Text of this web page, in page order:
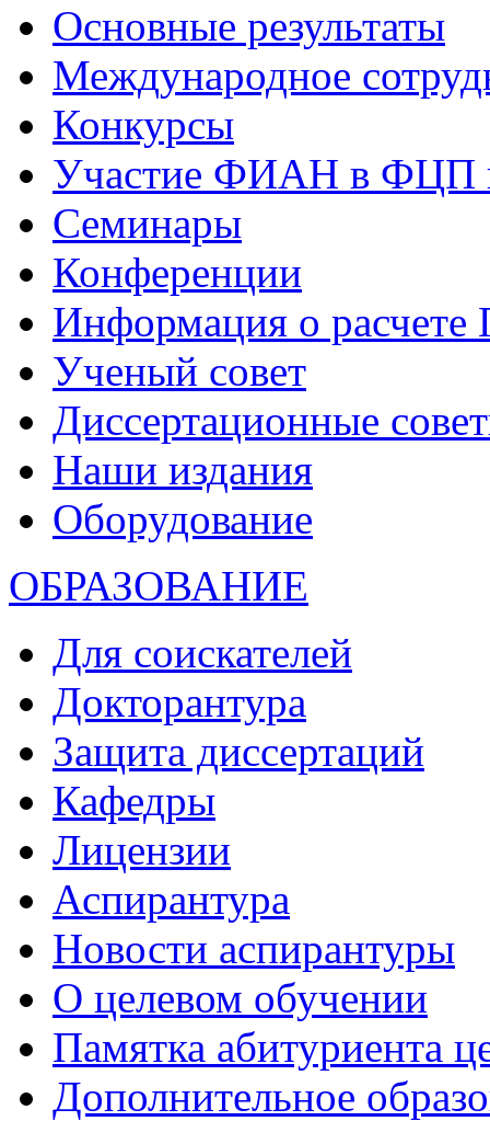
Основные результаты
Международное
Конкурсы
Участие ФИАН в ФЦП
Семинары
Конференции
Информация о
Ученый совет
Диссертационные
Наши издания
Оборудование
ОБРАЗОВАНИЕ
Для соискателей
Докторантура
Защита диссертаций
Кафедры
Лицензии
Аспирантура
Новости аспирантуры
О целевом обучении
Памятка абитуриента
Дополнительное